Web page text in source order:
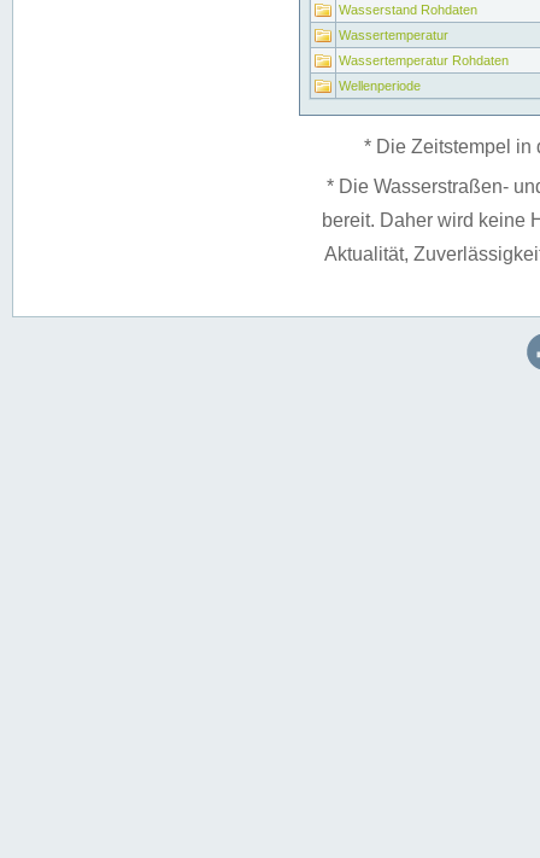
Wasserstand Rohdaten
Wassertemperatur
Wassertemperatur Rohdaten
Wellenperiode
* Die Zeitstempel in
* Die Wasserstraßen-
bereit. Daher wird keine
Aktualität,